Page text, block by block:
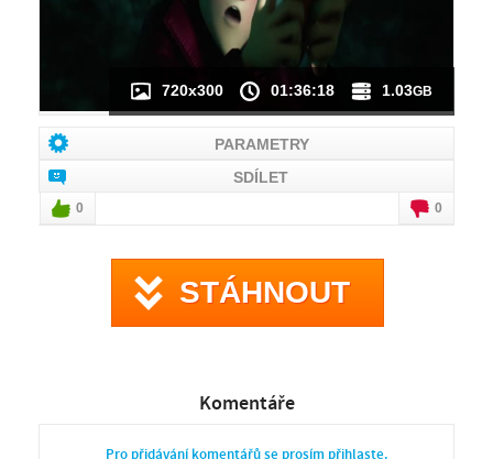
720x300 01:36:18 1.03GB
PARAMETRY
SDÍLET
0 0
STÁHNOUT
Komentáře
Pro přidávání komentářů se prosím přihlaste.